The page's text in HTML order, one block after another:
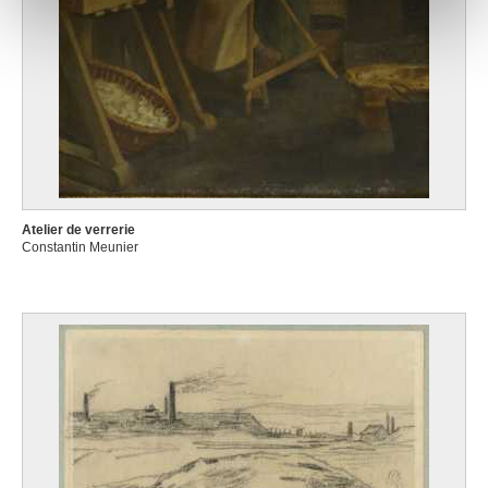
notre site avec nos partenaires de médias sociaux, de
publicité et d'analyse, qui peuvent combiner celles-ci
avec d'autres informations que vous leur avez fournies
ou qu'ils ont collectées lors de votre utilisation de leurs
services.
Atelier de verrerie
Constantin Meunier